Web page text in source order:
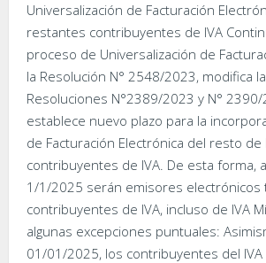
Universalización de Facturación
restantes contribuyentes de IVA
proceso de Universalización de
la Resolución N° 2548/2023, modifica
Resoluciones N°2389/2023 y N°
establece nuevo plazo para la
de Facturación Electrónica del resto de
contribuyentes de IVA. De esta forma,
1/1/2025 serán emisores electrónicos
contribuyentes de IVA, incluso de IVA
algunas excepciones puntuales:
01/01/2025, los contribuyentes del